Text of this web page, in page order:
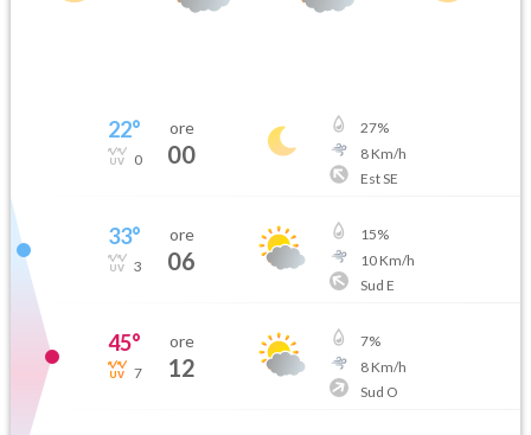
22°
0
ore
00
27%
8Km/h
Est SE
33°
3
ore
06
15%
10Km/h
Sud E
45°
7
ore
12
7%
8Km/h
Sud O